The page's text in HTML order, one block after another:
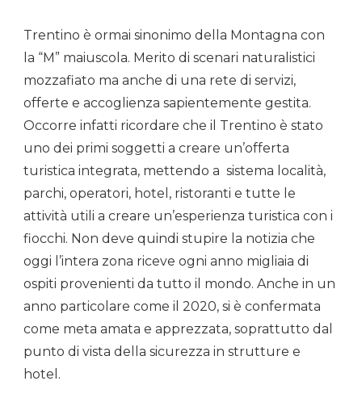
Trentino è ormai sinonimo della Montagna con
la “M” maiuscola. Merito di scenari naturalistici
mozzafiato ma anche di una rete di servizi,
offerte e accoglienza sapientemente gestita.
Occorre infatti ricordare che il Trentino è stato
uno dei primi soggetti a creare un’offerta
turistica integrata, mettendo a sistema località,
parchi, operatori, hotel, ristoranti e tutte le
attività utili a creare un’esperienza turistica con i
fiocchi. Non deve quindi stupire la notizia che
oggi l’intera zona riceve ogni anno migliaia di
ospiti provenienti da tutto il mondo. Anche in un
anno particolare come il 2020, si è confermata
come meta amata e apprezzata, soprattutto dal
punto di vista della sicurezza in strutture e
hotel.